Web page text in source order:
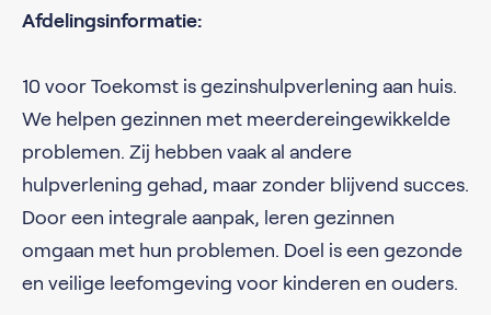
Afdelingsinformatie:
10 voor Toekomst is gezinshulpverlening aan huis.
We helpen gezinnen met meerdereingewikkelde
problemen. Zij hebben vaak al andere
hulpverlening gehad, maar zonder blijvend succes.
Door een integrale aanpak, leren gezinnen
omgaan met hun problemen. Doel is een gezonde
en veilige leefomgeving voor kinderen en ouders.